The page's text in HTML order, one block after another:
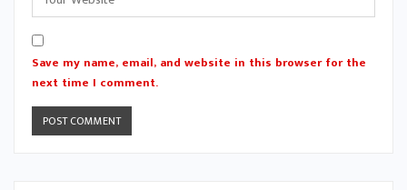
Save my name, email, and website in this browser for the
next time I comment.